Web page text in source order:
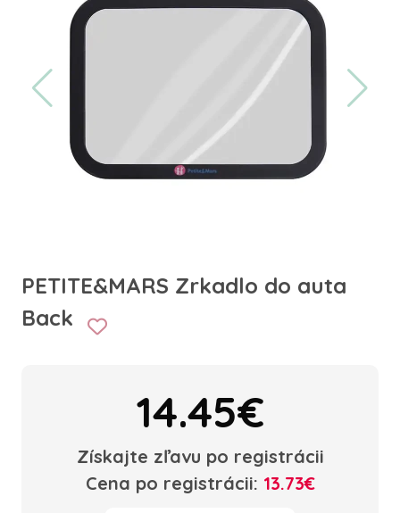
PETITE&MARS Zrkadlo do auta
Back
14.45€
Získajte zľavu po registrácii
Cena po registrácii: 13.73€